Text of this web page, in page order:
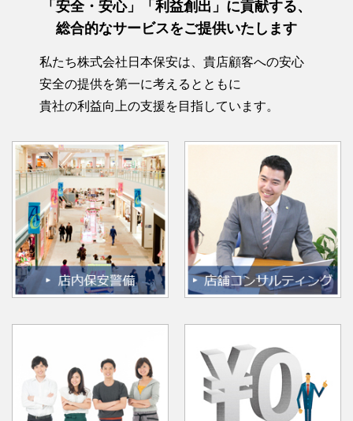
「安全・安心」「利益創出」に貢献する、
総合的なサービスをご提供いたします
私たち株式会社日本保安は、貴店顧客への安心
安全の提供を第一に考えるとともに
貴社の利益向上の支援を目指しています。